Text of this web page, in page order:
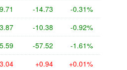
-14.73 -0.31%
-10.38 -0.92%
-57.52 -1.61%
+0.94 +0.01%